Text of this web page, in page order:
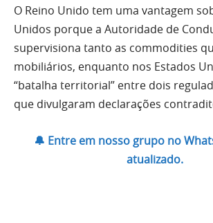
O Reino Unido tem uma vantagem
Unidos porque a Autoridade de
supervisiona tanto as commodities
mobiliários, enquanto nos Estados
“batalha territorial” entre dois
que divulgaram declarações
🔔 Entre em nosso grupo no
atualizado.